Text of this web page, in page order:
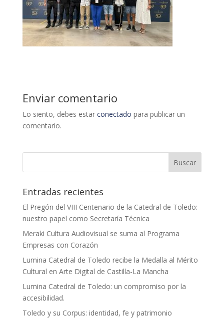
Enviar comentario
Lo siento, debes estar conectado para publicar un
comentario.
Entradas recientes
El Pregón del VIII Centenario de la Catedral de Toledo:
nuestro papel como Secretaría Técnica
Meraki Cultura Audiovisual se suma al Programa
Empresas con Corazón
Lumina Catedral de Toledo recibe la Medalla al Mérito
Cultural en Arte Digital de Castilla-La Mancha
Lumina Catedral de Toledo: un compromiso por la
accesibilidad.
Toledo y su Corpus: identidad, fe y patrimonio